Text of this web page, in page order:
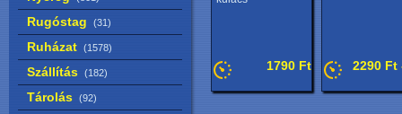
Rugóstag (31)
Ruházat (1578)
Szállítás (182)
Tárolás (92)
1790 Ft 2290 Ft